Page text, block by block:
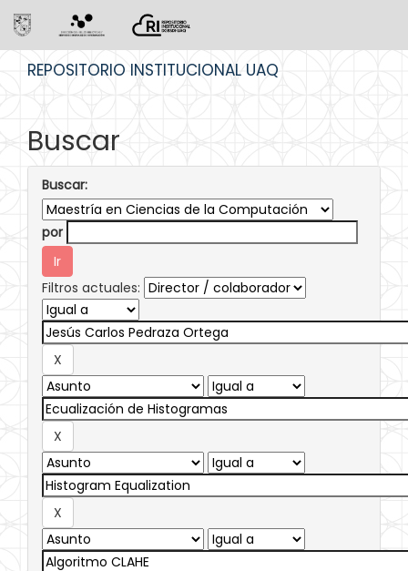
REPOSITORIO INSTITUCIONAL UAQ
Buscar
Buscar:
por
Filtros actuales: